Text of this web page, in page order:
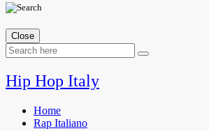
Close
Hip Hop Italy
Home
Rap Italiano